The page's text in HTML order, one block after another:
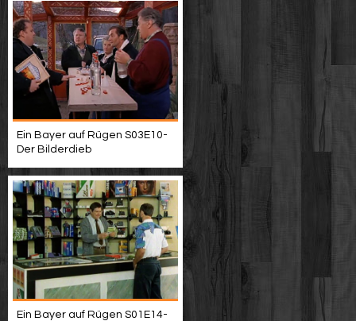
Ein Bayer auf Rügen S03E10-
Der Bilderdieb
Ein Bayer auf Rügen S01E14-